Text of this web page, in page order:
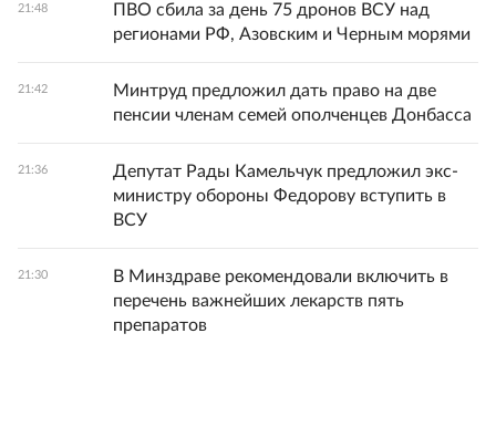
21:48
ПВО сбила за день 75 дронов ВСУ над
регионами РФ, Азовским и Черным морями
21:42
Минтруд предложил дать право на две
пенсии членам семей ополченцев Донбасса
21:36
Депутат Рады Камельчук предложил экс-
министру обороны Федорову вступить в
ВСУ
21:30
В Минздраве рекомендовали включить в
перечень важнейших лекарств пять
препаратов